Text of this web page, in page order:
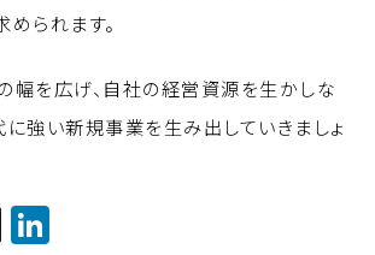
られます。
幅を広げ、自社の経営資源を生かしな
に強い新規事業を生み出していきましょ
X